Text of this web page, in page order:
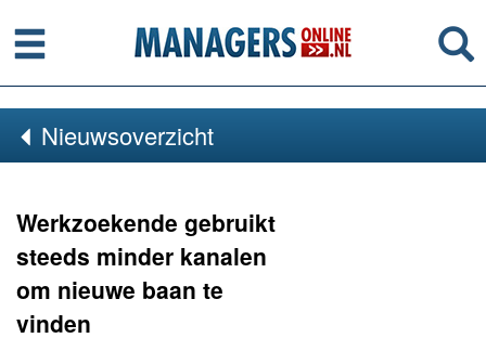
Menu
Nieuwsoverzicht
Werkzoekende gebruikt
steeds minder kanalen
om nieuwe baan te
vinden